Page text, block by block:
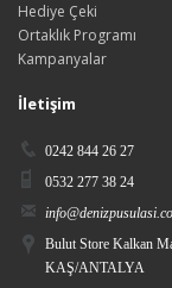
Hediye Çeki
Ortaklık Programı
Kampanyalar
İletişim
0242 844 26 27
0532 277 38 24
Bulut Store Kalkan
KAŞ/ANTALYA